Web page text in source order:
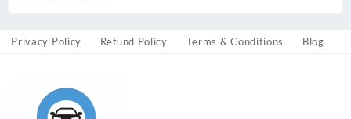
Privacy Policy Refund Policy Terms & Conditions Blog